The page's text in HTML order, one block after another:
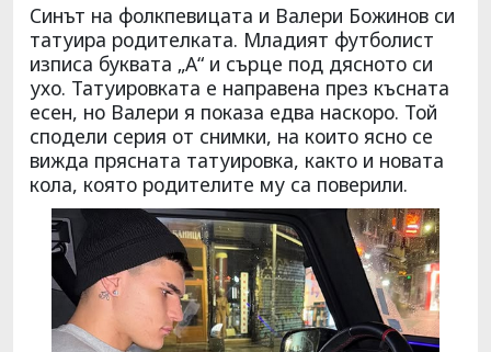
Синът на фолкпевицата и Валери Божинов си
татуира родителката. Младият футболист
изписа буквата „А“ и сърце под дясното си
ухо. Татуировката е направена през късната
есен, но Валери я показа едва наскоро. Той
сподели серия от снимки, на които ясно се
вижда прясната татуировка, както и новата
кола, която родителите му са поверили.